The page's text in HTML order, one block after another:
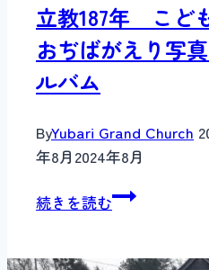
立教187年 こど
おぢばがえり写
ルバム
ByYubari Grand Church
年8月 2024年8月
続きを読む立